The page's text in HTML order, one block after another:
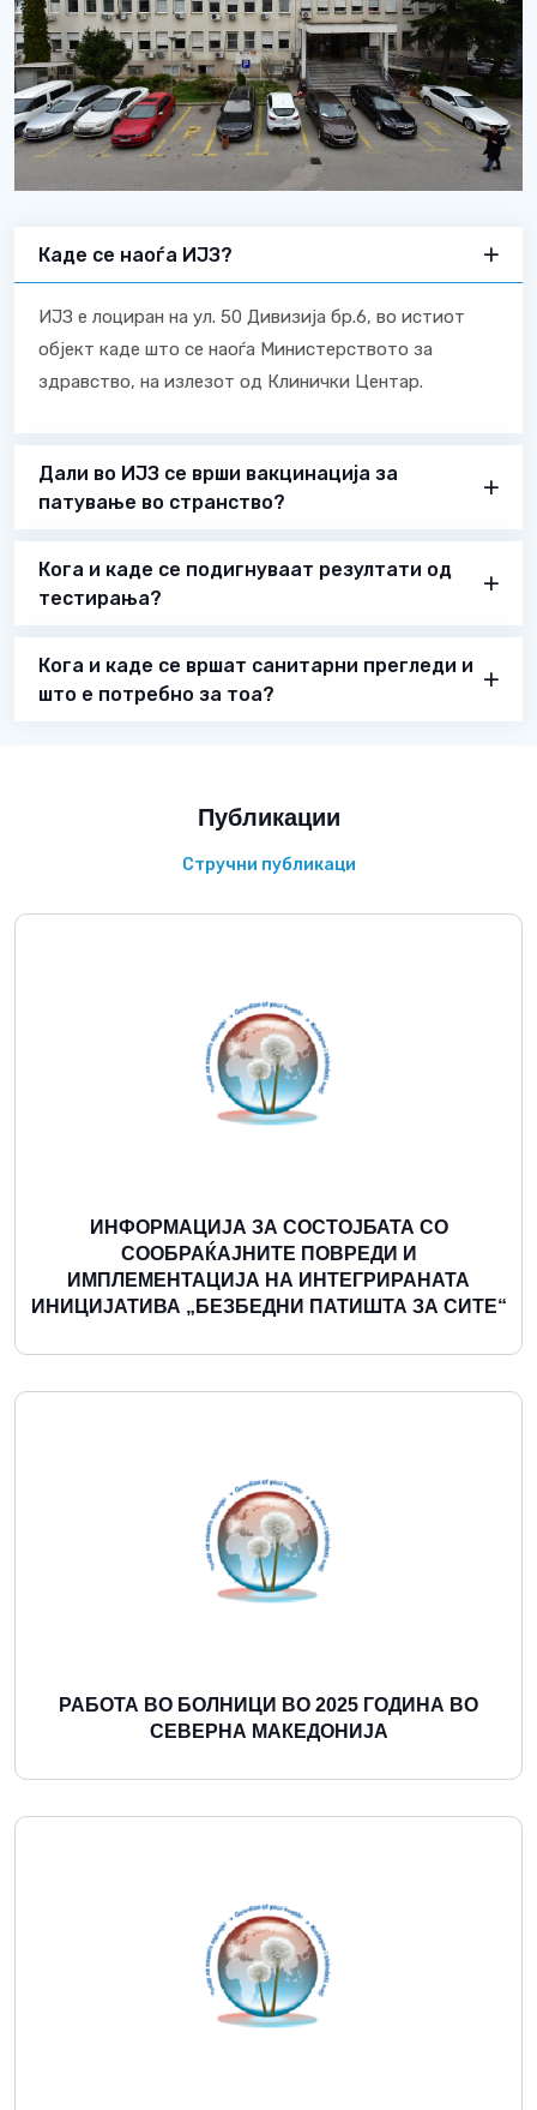
Каде се наоѓа ИЈЗ?
ИЈЗ е лоциран на ул. 50 Дивизија бр.6, во истиот
објект каде што се наоѓа Министерството за
здравство, на излезот од Клинички Центар.
Дали во ИЈЗ се врши вакцинација за
патување во странство?
Кога и каде се подигнуваат резултати од
тестирања?
Кога и каде се вршат санитарни прегледи и
што е потребно за тоа?
Публикации
Стручни публикаци
ИНФОРМАЦИЈА ЗА СОСТОЈБАТА СО
СООБРАЌАЈНИТЕ ПОВРЕДИ И
ИМПЛЕМЕНТАЦИЈА НА ИНТЕГРИРАНАТА
ИНИЦИЈАТИВА „БЕЗБЕДНИ ПАТИШТА ЗА СИТЕ“
Повеќе
РАБОТА ВО БОЛНИЦИ ВО 2025 ГОДИНА ВО
СЕВЕРНА МАКЕДОНИЈА
Повеќе